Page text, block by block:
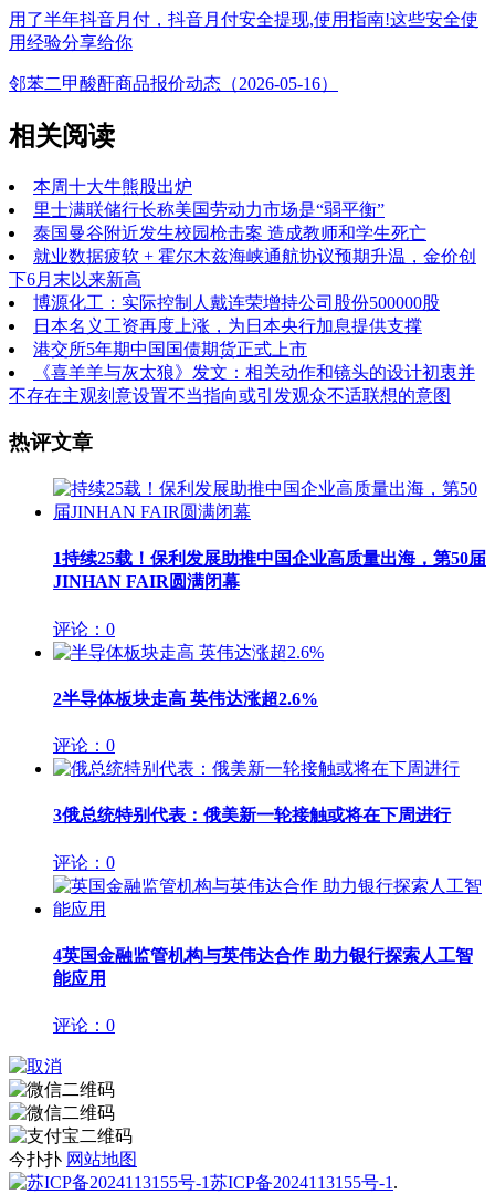
用了半年抖音月付，抖音月付安全提现,使用指南!这些安全使
用经验分享给你
邻苯二甲酸酐商品报价动态（2026-05-16）
相关阅读
本周十大牛熊股出炉
里士满联储行长称美国劳动力市场是“弱平衡”
泰国曼谷附近发生校园枪击案 造成教师和学生死亡
就业数据疲软 + 霍尔木兹海峡通航协议预期升温，金价创
下6月末以来新高
博源化工：实际控制人戴连荣增持公司股份500000股
日本名义工资再度上涨，为日本央行加息提供支撑
港交所5年期中国国债期货正式上市
《喜羊羊与灰太狼》发文：相关动作和镜头的设计初衷并
不存在主观刻意设置不当指向或引发观众不适联想的意图
热评文章
1持续25载！保利发展助推中国企业高质量出海，第50届
JINHAN FAIR圆满闭幕
评论：0
2半导体板块走高 英伟达涨超2.6%
评论：0
3俄总统特别代表：俄美新一轮接触或将在下周进行
评论：0
4英国金融监管机构与英伟达合作 助力银行探索人工智
能应用
评论：0
今扑扑 网站地图
苏ICP备2024113155号-1 .